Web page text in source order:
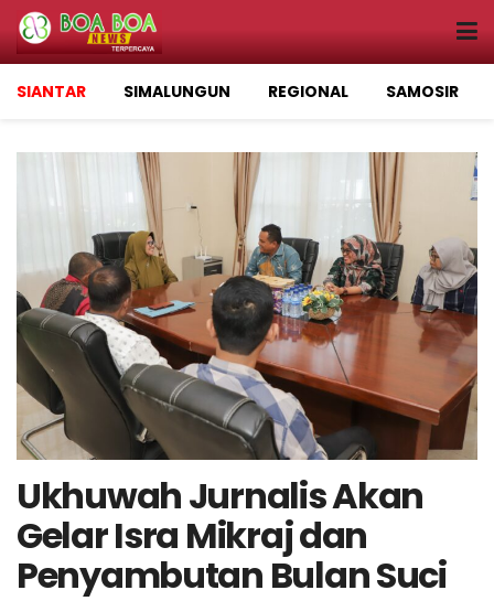
SIANTAR SIMALUNGUN REGIONAL SAMOSIR
Ukhuwah Jurnalis Akan
Gelar Isra Mikraj dan
Penyambutan Bulan Suci